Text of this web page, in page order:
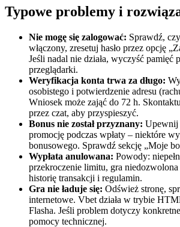
Typowe problemy i
Nie mogę się zalogować: Sprawdź,
włączony, zresetuj hasło przez opcję
Jeśli nadal nie działa, wyczyść pamięć
przeglądarki.
Weryfikacja konta trwa za długo:
osobistego i potwierdzenie adresu
Wniosek może zająć do 72 h.
przez czat, aby przyspieszyć.
Bonus nie został przyznany: Upewnij
promocję podczas wpłaty – niektóre
bonusowego. Sprawdź sekcję „Moje
Wypłata anulowana: Powody:
przekroczenie limitu, gra
historię transakcji i regulamin.
Gra nie ładuje się: Odśwież stronę,
internetowe. Vbet działa w trybie
Flasha. Jeśli problem dotyczy
pomocy technicznej.